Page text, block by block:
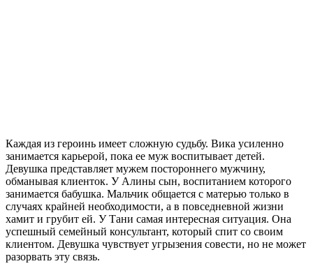
Каждая из героинь имеет сложную судьбу. Вика усиленно
занимается карьерой, пока ее муж воспитывает детей.
Девушка представляет мужем постороннего мужчину,
обманывая клиенток. У Алины сын, воспитанием которого
занимается бабушка. Мальчик общается с матерью только в
случаях крайней необходимости, а в повседневной жизни
хамит и грубит ей. У Тани самая интересная ситуация. Она
успешный семейный консультант, который спит со своим
клиентом. Девушка чувствует угрызения совести, но не может
разорвать эту связь.